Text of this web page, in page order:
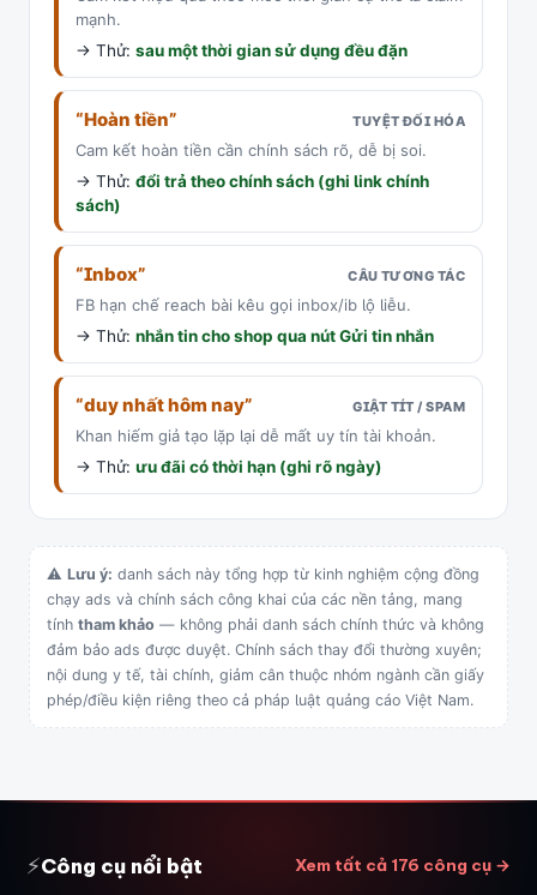
mạnh.
→ Thử: sau một thời gian sử dụng đều đặn
“Hoàn tiền” TUYỆT ĐỐI HÓA
Cam kết hoàn tiền cần chính sách rõ, dễ bị soi.
→ Thử: đổi trả theo chính sách (ghi link chính
sách)
“Inbox” CÂU TƯƠNG TÁC
FB hạn chế reach bài kêu gọi inbox/ib lộ liễu.
→ Thử: nhắn tin cho shop qua nút Gửi tin nhắn
“duy nhất hôm nay” GIẬT TÍT / SPAM
Khan hiếm giả tạo lặp lại dễ mất uy tín tài khoản.
→ Thử: ưu đãi có thời hạn (ghi rõ ngày)
⚠ Lưu ý: danh sách này tổng hợp từ kinh nghiệm cộng đồng
chạy ads và chính sách công khai của các nền tảng, mang
tính tham khảo — không phải danh sách chính thức và không
đảm bảo ads được duyệt. Chính sách thay đổi thường xuyên;
nội dung y tế, tài chính, giảm cân thuộc nhóm ngành cần giấy
phép/điều kiện riêng theo cả pháp luật quảng cáo Việt Nam.
⚡Công cụ nổi bật Xem tất cả 176 công cụ →